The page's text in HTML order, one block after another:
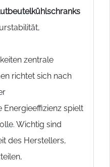
zentrale
richtet sich nach
Energieeffizienz spielt
Wichtig sind
des Herstellers,